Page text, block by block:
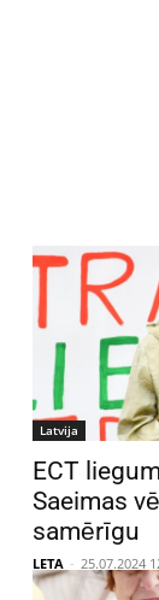
Latvija
ECT
Saeimas
samērīgu
LETA - 25.07.2024